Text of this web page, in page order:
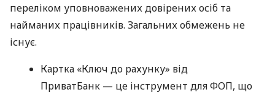
переліком уповноважених довірених осіб та
найманих працівників. Загальних обмежень не
існує.
Картка «Ключ до рахунку» від
ПриватБанк — це інструмент для ФОП, що